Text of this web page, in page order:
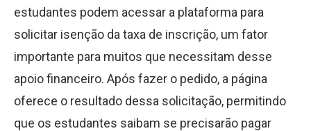
estudantes podem acessar a plataforma para
solicitar isenção da taxa de inscrição, um fator
importante para muitos que necessitam desse
apoio financeiro. Após fazer o pedido, a página
oferece o resultado dessa solicitação, permitindo
que os estudantes saibam se precisarão pagar